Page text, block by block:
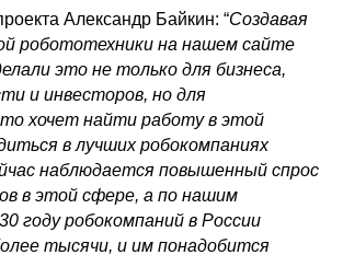
Александр Байкин: “Создавая
робототехники на нашем сайте
это не только для бизнеса,
и инвесторов, но для
хочет найти работу в этой
в лучших робокомпаниях
наблюдается повышенный спрос
в этой сфере, а по нашим
году робокомпаний в России
тысячи, и им понадобится